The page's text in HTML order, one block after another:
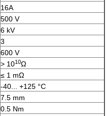
16A
500 V
6 kV
3
600 V
> 1010Ω
≤ 1 mΩ
-40... +125 °C
7.5 mm
0.5 Nm